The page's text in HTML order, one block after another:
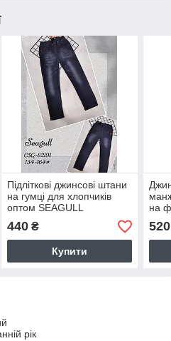
Підліткові джинсові штани
на гумці для хлопчиків
оптом SEAGULL
440₴
Купити
на
520
рік